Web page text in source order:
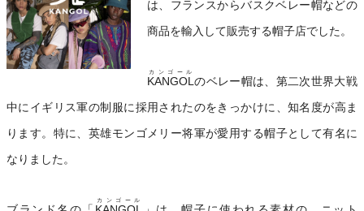
は、フランスからバスクベレー帽などの
商品を輸入して販売する帽子店でした。
KANGOL
カンゴール
のベレー帽は、第二次世界大戦
中にイギリス軍の制服に採用されたのをきっかけに、知名度が高ま
ります。特に、英雄モンゴメリー将軍が愛用する帽子として有名に
なりました。
カンゴール